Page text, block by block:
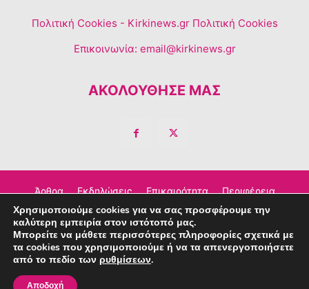
Πολιτική Cookies - Kirkinews.gr Πολιτική Cookies
Επικοινωνία: email@kirkinews.gr
ΑΚΟΛΟΥΘΗΣΕ ΜΑΣ
Άρθρα Εκδηλώσεις Επικαιρότητα Περιφέρεια
Σχόλια Τέχνη – Πολιτισμός Διαφημιστείτε
Επικοινωνία
Χρησιμοποιούμε cookies για να σας προσφέρουμε την
καλύτερη εμπειρία στον ιστότοπό μας.
Μπορείτε να μάθετε περισσότερες πληροφορίες σχετικά με
τα cookies που χρησιμοποιούμε ή να τα απενεργοποιήσετε
από το πεδίο των ρυθμίσεων.
Αποδοχή